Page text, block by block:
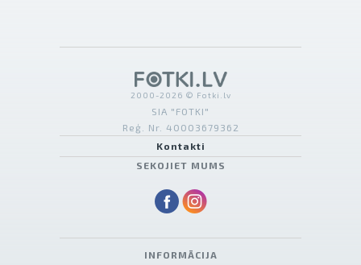
2000-2026 © Fotki.lv
SIA "FOTKI"
Reģ. Nr. 40003679362
Kontakti
SEKOJIET MUMS
INFORMĀCIJA